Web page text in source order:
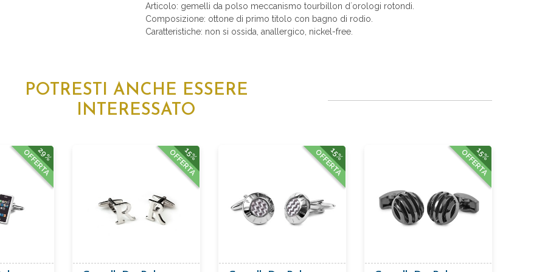
Articolo: gemelli da polso meccanismo tourbillon d´orologi rotondi.
Composizione: ottone di primo titolo con bagno di rodio.
Caratteristiche: non si ossida, anallergico, nickel-free.
POTRESTI ANCHE ESSERE
INTERESSATO
29%
OFFERTA 15%
OFFERTA 15%
OFFERTA 15%
OFFERTA